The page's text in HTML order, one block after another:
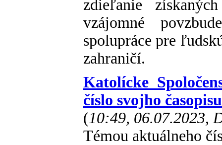
zdieľanie
vzájomné
spolupráce pre
zahraničí.
Katolícke
číslo svojho
(10:49, 06.07.2023,
Témou aktuálneho